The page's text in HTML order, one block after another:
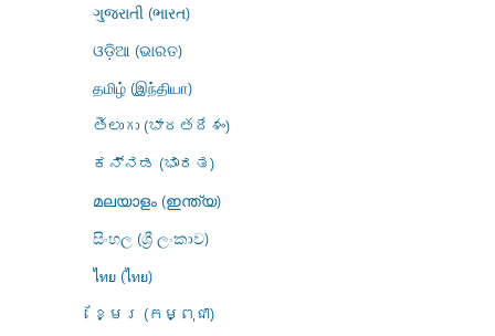
ગુજરાતી (ભારત)
ଓଡ଼ିଆ (ଭାରତ)
தமிழ் (இந்தியா)
తెలుగు (భారతదేశం)
ಕನ್ನಡ (ಭಾರತ)
മലയാളം (ഇന്ത്യ)
සිංහල (ශ්‍රී ලංකාව)
ไทย (ไทย)
ខ្មែរ (កម្ពុជា)